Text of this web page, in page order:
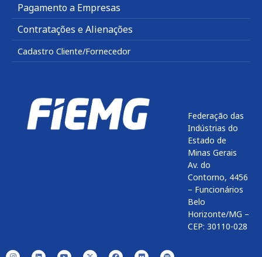
Pagamento a Empresas
Contratações e Alienações
Cadastro Cliente/Fornecedor
Federação das
Indústrias do
Estado de
Minas Gerais
Av. do
Contorno, 4456
– Funcionários
Belo
Horizonte/MG –
CEP: 30110-028